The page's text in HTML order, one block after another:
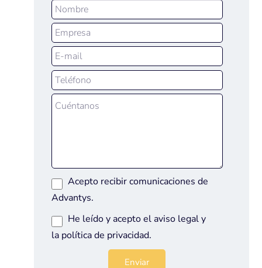
Acepto recibir comunicaciones de
Advantys.
He leído y acepto el aviso legaly
la política de privacidad.